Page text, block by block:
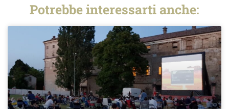
Potrebbe interessarti anche: